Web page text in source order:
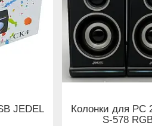
JEDEL
Колонки для PC
S-578